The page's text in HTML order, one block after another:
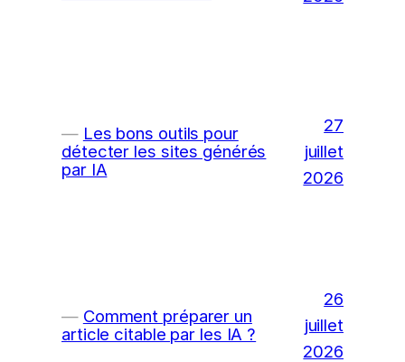
Les bons outils pour
détecter les sites générés
par IA
27
juillet
2026
Comment préparer un
article citable par les IA ?
26
juillet
2026